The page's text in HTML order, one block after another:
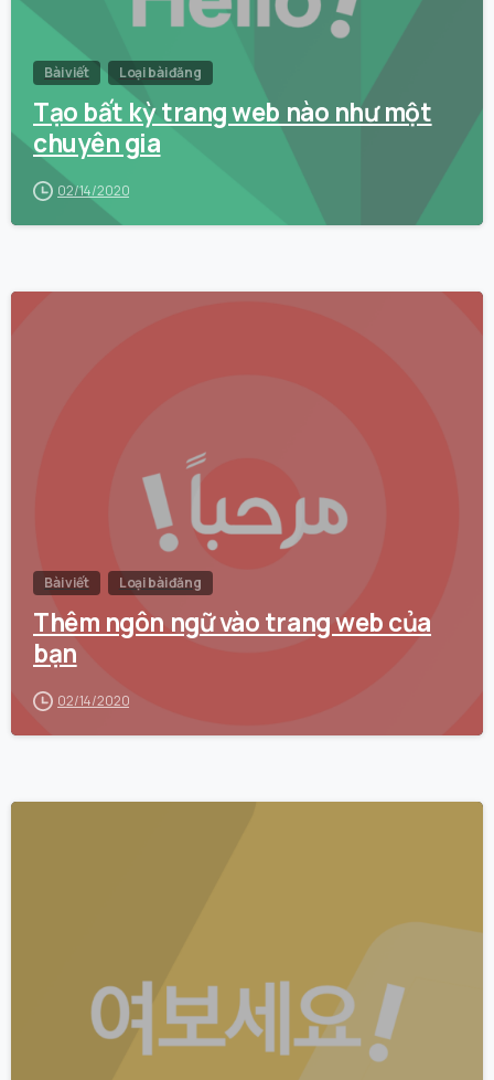
Bài viết Loại bài đăng
Tạo bất kỳ trang web nào như một
chuyên gia
02/14/2020
Bài viết Loại bài đăng
Thêm ngôn ngữ vào trang web của
bạn
02/14/2020